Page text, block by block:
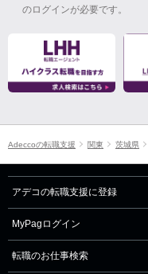
のログインが必要です。
Adeccoの転職支援 関東 茨城県
アデコの転職支援に登録
MyPagログイン
転職のお仕事検索